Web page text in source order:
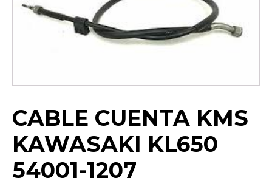
CABLE CUENTA KMS
KAWASAKI KL650
54001-1207